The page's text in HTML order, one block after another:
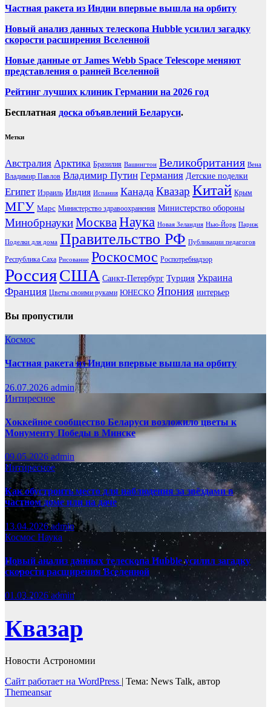
Частная ракета из Индии впервые вышла на орбиту
Новый анализ данных телескопа Hubble усилил загадку
скорости расширения Вселенной
Новые данные от James Webb Space Telescope меняют
представления о ранней Вселенной
Рейтинг лучших клиник Германии на 2026 год
Бесплатная доска объявлений Беларуси.
Метки
Австралия Арктика Бразилия Вашингтон Великобритания Вена
Владимир Павлов Владимир Путин Германия Детские поделки
Египет Израиль Индия Испания Канада Квазар Китай Крым
МГУ Марс Министерство здравоохранения Министерство обороны
МинобрнаукиМосква Наука Новая Зеландия Нью-Йорк Париж
Поделки для дома Правительство РФ Публикации педагогов
Республика Саха Рисование Роскосмос Роспотребнадзор
РоссияСША Санкт-Петербург Турция Украина
Франция Цветы своими руками ЮНЕСКО Япония интерьер
Вы пропустили
Космос
Частная ракета из Индии впервые вышла на орбиту
26.07.2026 admin
Интиресное
Хоккейное сообщество Беларуси возложило цветы к
Монументу Победы в Минске
09.05.2026 admin
Интиресное
Как обустроить место для наблюдения за звёздами в
частном доме или на даче
13.04.2026admin
Космос Наука
Новый анализ данных телескопа Hubble усилил загадку
скорости расширения Вселенной
01.03.2026admin
Квазар
Новости Астрономии
Сайт работает на WordPress | Тема: News Talk, автор
Themeansar